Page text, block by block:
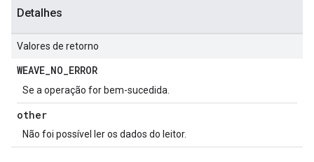
Detalhes
Valores de retorno
WEAVE_NO_ERROR
Se a operação for bem-sucedida.
other
Não foi possível ler os dados do leitor.